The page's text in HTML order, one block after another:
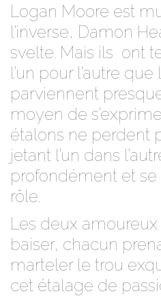
Logan Moore est
l’inverse, Damon
svelte. Mais ils ont
l’un pour l’autre
parviennent
moyen de
étalons ne perdent
jetant l’un dans
profondément et
rôle.
Les deux
baiser, chacun
marteler le trou
cet étalage de